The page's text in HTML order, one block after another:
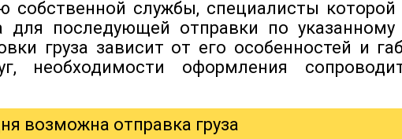
службы, специалисты которой
для последующей отправки по указанному
груза зависит от его особенностей и
необходимости оформления
возможна отправка груза